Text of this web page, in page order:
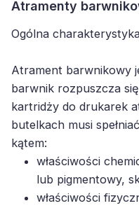
Atramenty
Ogólna
Atrament barwnikowy
barwnik rozpuszcza
kartridży do drukarek
butelkach musi
kątem:
właściwości
lub pigmentowy,
właściwości